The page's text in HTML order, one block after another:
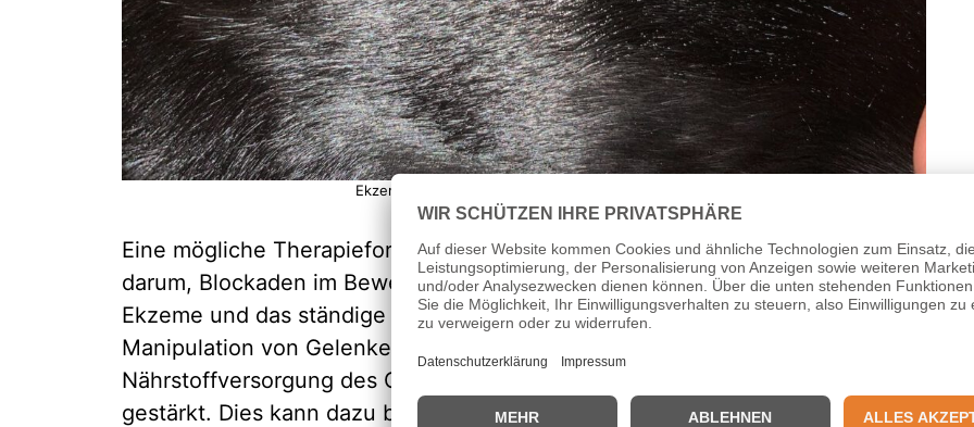
Ekzem durch Impfung – Entzündete Einstichstelle
Eine mögliche Therapieform bei Ekzemen ist dieChiropraktik. Dabei geht es
darum, Blockaden im Bewegungsapparat des Hundes zu lösen, die durch die
Ekzeme und das ständige Kratzen des Hundes entstehen können. Durch die
Manipulation von Gelenken und Wirbelsäule wird die Durchblutung und
Nährstoffversorgung des Gewebes verbessert und das Immunsystem
gestärkt. Dies kann dazu beitragen, dass die Haut schneller heilt und